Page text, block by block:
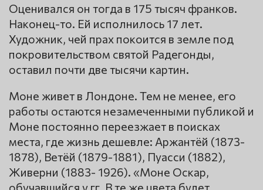
Оценивался он тогда в 175 тысяч франков.
Наконец-то. Ей исполнилось 17 лет.
Художник, чей прах покоится в земле под
покровительством святой Радегонды,
оставил почти две тысячи картин.
Моне живет в Лондоне. Тем не менее, его
работы остаются незамеченными публикой и
Моне постоянно переезжает в поисках
места, где жизнь дешевле: Аржантёй (1873-
1878), Ветёй (1879-1881), Пуасси (1882),
Живерни (1883- 1926). «Моне Оскар,
обучавшийся у гг. В те же цвета будет